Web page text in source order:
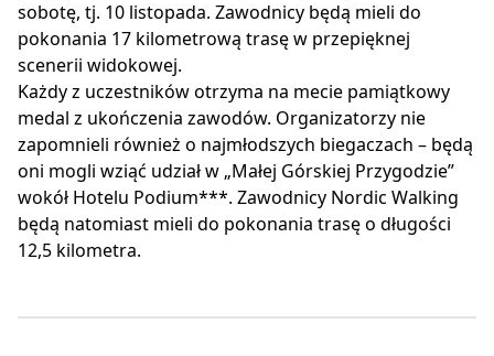
sobotę, tj. 10 listopada. Zawodnicy będą mieli do
pokonania 17 kilometrową trasę w przepięknej
scenerii widokowej.
Każdy z uczestników otrzyma na mecie pamiątkowy
medal z ukończenia zawodów. Organizatorzy nie
zapomnieli również o najmłodszych biegaczach – będą
oni mogli wziąć udział w „Małej Górskiej Przygodzie”
wokół Hotelu Podium***. Zawodnicy Nordic Walking
będą natomiast mieli do pokonania trasę o długości
12,5 kilometra.